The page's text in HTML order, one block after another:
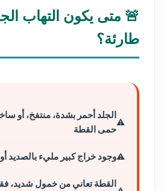
🚨 متى يكون التهاب
طارئة؟
الجلد أحمر بشدة، منتفخ، أو
حمى القطة
وجود خراج كبير مليء بالصديد
القطة تعاني من خمول شديد،